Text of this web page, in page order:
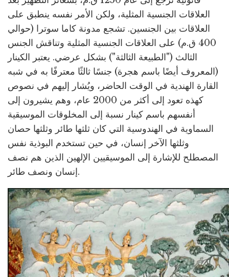
العلاقات الجنسية المثلية، ولكن الأمر نفسه ينطبق على
العلاقات بين الجنسين. تشجع مدونة كاما سوترا (حوالي
400 ق.م) على العلاقات الجنسية المثلية وتناقش الجنس
الثالث ("الطبيعة الثالثة") بشكل عرضي. يعتبر الكينار
(المعروف أيضًا باسم هجرة) جنسًا ثالثًا معترفًا به في شبه
القارة الهندية في الوقت الحاضر، ويُشار إليهم في نصوص
كهذه تعود إلى أكثر من 2000 عام، وهم يشيرون إلى
أنفسهم باسم كينار نسبة إلى المخلوقات الموسيقية
السماوية في الهندوسية التي كان ثلثها طائر وثلثها حصان
وثلثها الآخر إنسان، في حين تستخدم البوذية نفس
المصطلح للإشارة إلى الموسيقيين الإلهين الذين هم نصف
إنسان ونصف طائر.